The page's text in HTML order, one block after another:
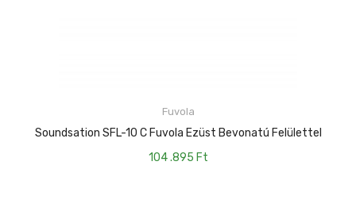
Fuvola
Soundsation SFL-10 C Fuvola Ezüst Bevonatú Felülettel
104 .895 Ft
KOSÁRBA TESZEM